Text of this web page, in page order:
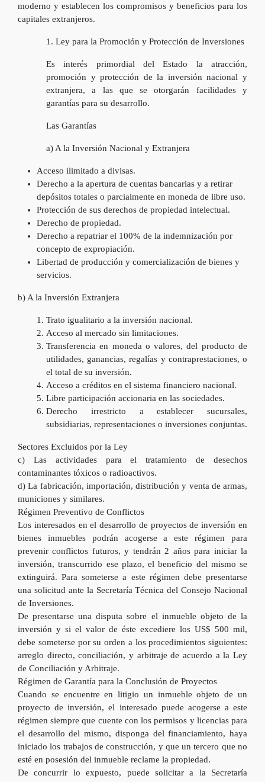
moderno y establecen los compromisos y beneficios para los
capitales extranjeros.
1. Ley para la Promoción y Protección de Inversiones
Es interés primordial del Estado la atracción,
promoción y protección de la inversión nacional y
extranjera, a las que se otorgarán facilidades y
garantías para su desarrollo.
Las Garantías
a) A la Inversión Nacional y Extranjera
Acceso ilimitado a divisas.
Derecho a la apertura de cuentas bancarias y a retirar
depósitos totales o parcialmente en moneda de libre uso.
Protección de sus derechos de propiedad intelectual.
Derecho de propiedad.
Derecho a repatriar el 100% de la indemnización por
concepto de expropiación.
Libertad de producción y comercialización de bienes y
servicios.
b) A la Inversión Extranjera
Trato igualitario a la inversión nacional.
Acceso al mercado sin limitaciones.
Transferencia en moneda o valores, del producto de
utilidades, ganancias, regalías y contraprestaciones, o
el total de su inversión.
Acceso a créditos en el sistema financiero nacional.
Libre participación accionaria en las sociedades.
Derecho irrestricto a establecer sucursales,
subsidiarias, representaciones o inversiones conjuntas.
Sectores Excluidos por la Ley
c) Las actividades para el tratamiento de desechos
contaminantes tóxicos o radioactivos.
d) La fabricación, importación, distribución y venta de armas,
municiones y similares.
Régimen Preventivo de Conflictos
Los interesados en el desarrollo de proyectos de inversión en
bienes inmuebles podrán acogerse a este régimen para
prevenir conflictos futuros, y tendrán 2 años para iniciar la
inversión, transcurrido ese plazo, el beneficio del mismo se
extinguirá. Para someterse a este régimen debe presentarse
una solicitud ante la Secretaría Técnica del Consejo Nacional
de Inversiones.
De presentarse una disputa sobre el inmueble objeto de la
inversión y si el valor de éste excediere los US$ 500 mil,
debe someterse por su orden a los procedimientos siguientes:
arreglo directo, conciliación, y arbitraje de acuerdo a la Ley
de Conciliación y Arbitraje.
Régimen de Garantía para la Conclusión de Proyectos
Cuando se encuentre en litigio un inmueble objeto de un
proyecto de inversión, el interesado puede acogerse a este
régimen siempre que cuente con los permisos y licencias para
el desarrollo del mismo, disponga del financiamiento, haya
iniciado los trabajos de construcción, y que un tercero que no
esté en posesión del inmueble reclame la propiedad.
De concurrir lo expuesto, puede solicitar a la Secretaría